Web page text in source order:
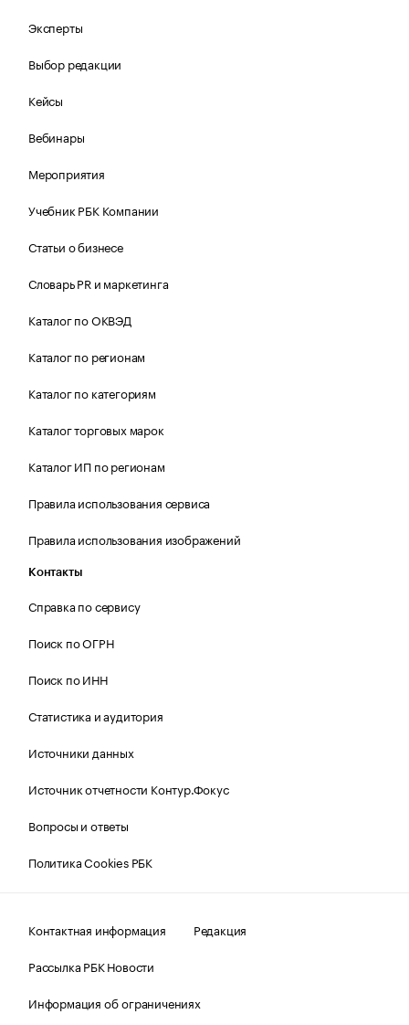
Эксперты
Выбор редакции
Кейсы
Вебинары
Мероприятия
Учебник РБК Компании
Статьи о бизнесе
Словарь PR и маркетинга
Каталог по ОКВЭД
Каталог по регионам
Каталог по категориям
Каталог торговых марок
Каталог ИП по регионам
Правила использования сервиса
Правила использования изображений
Контакты
Справка по сервису
Поиск по ОГРН
Поиск по ИНН
Статистика и аудитория
Источники данных
Источник отчетности Контур.Фокус
Вопросы и ответы
Политика Cookies РБК
Контактная информация
Редакция
Рассылка РБК Новости
Информация об ограничениях